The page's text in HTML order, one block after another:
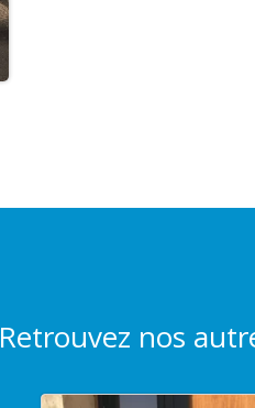
Retrouvez nos